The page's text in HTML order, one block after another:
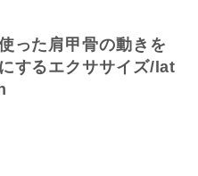
った肩甲骨の動きを
するエクササイズ/lat